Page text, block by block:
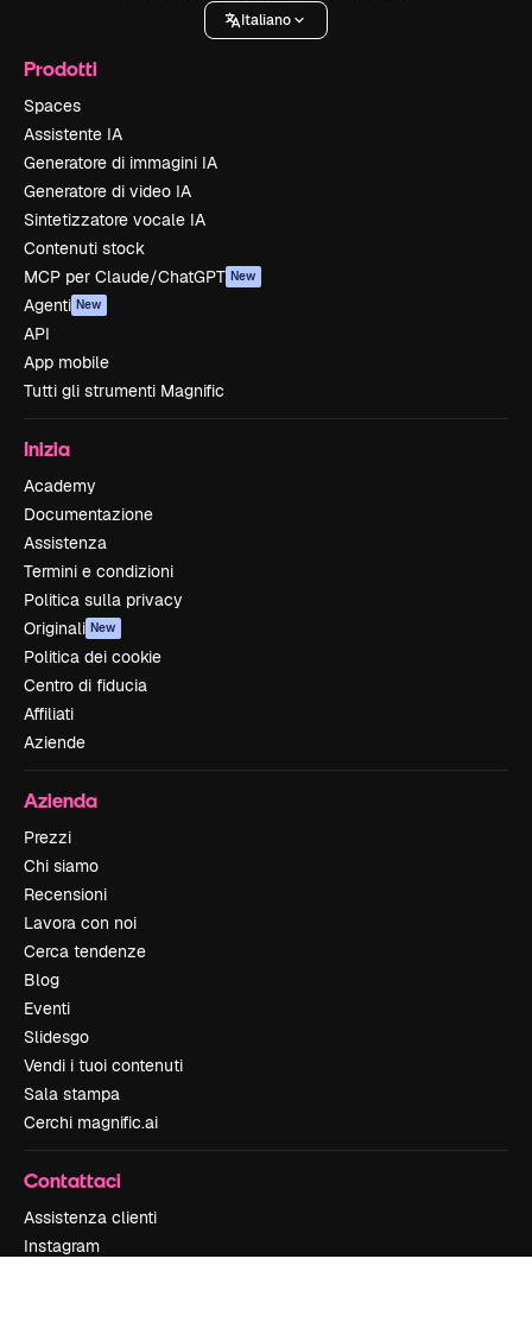
Italiano
Prodotti
Spaces
Assistente IA
Generatore di immagini IA
Generatore di video IA
Sintetizzatore vocale IA
Contenuti stock
MCP per Claude/ChatGPT New
Agenti New
API
App mobile
Tutti gli strumenti Magnific
Inizia
Academy
Documentazione
Assistenza
Termini e condizioni
Politica sulla privacy
Originali New
Politica dei cookie
Centro di fiducia
Affiliati
Aziende
Azienda
Prezzi
Chi siamo
Recensioni
Lavora con noi
Cerca tendenze
Blog
Eventi
Slidesgo
Vendi i tuoi contenuti
Sala stampa
Cerchi magnific.ai
Contattaci
Assistenza clienti
Instagram